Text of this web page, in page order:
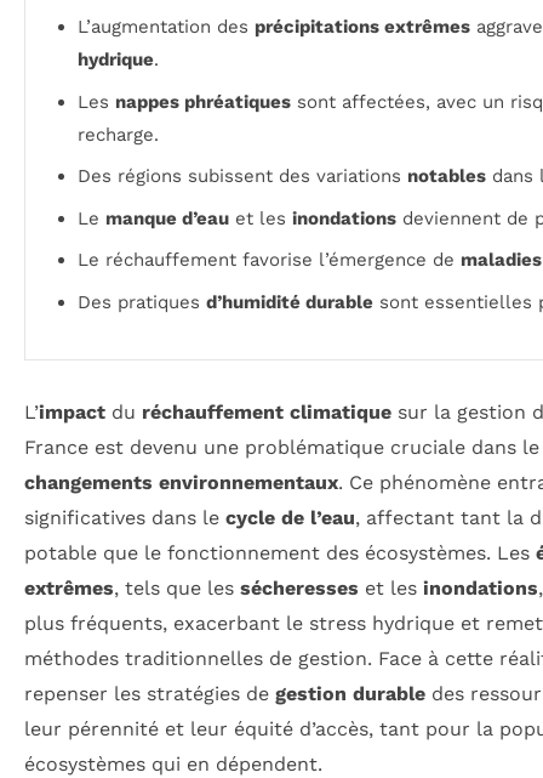
L’augmentation des précipitations extrêmes
hydrique.
Les nappes phréatiques sont affectées, avec un
recharge.
Des régions subissent des variations notables
Le manque d’eau et les inondations deviennent de
Le réchauffement favorise l’émergence de
Des pratiques d’humidité durable sont essentielles
L’impact du réchauffement climatique sur la gestion
France est devenu une problématique cruciale dans
changements environnementaux. Ce phénomène
significatives dans le cycle de l’eau, affectant tant la
potable que le fonctionnement des écosystèmes. Les
extrêmes, tels que les sécheresses et les inondations
plus fréquents, exacerbant le stress hydrique et
méthodes traditionnelles de gestion. Face à cette
repenser les stratégies de gestion durable des
leur pérennité et leur équité d’accès, tant pour la
écosystèmes qui en dépendent.